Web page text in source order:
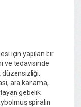
için yapılan bir
ve tedavisinde
düzensizliği,
ara kanama,
gebelik
spiralin